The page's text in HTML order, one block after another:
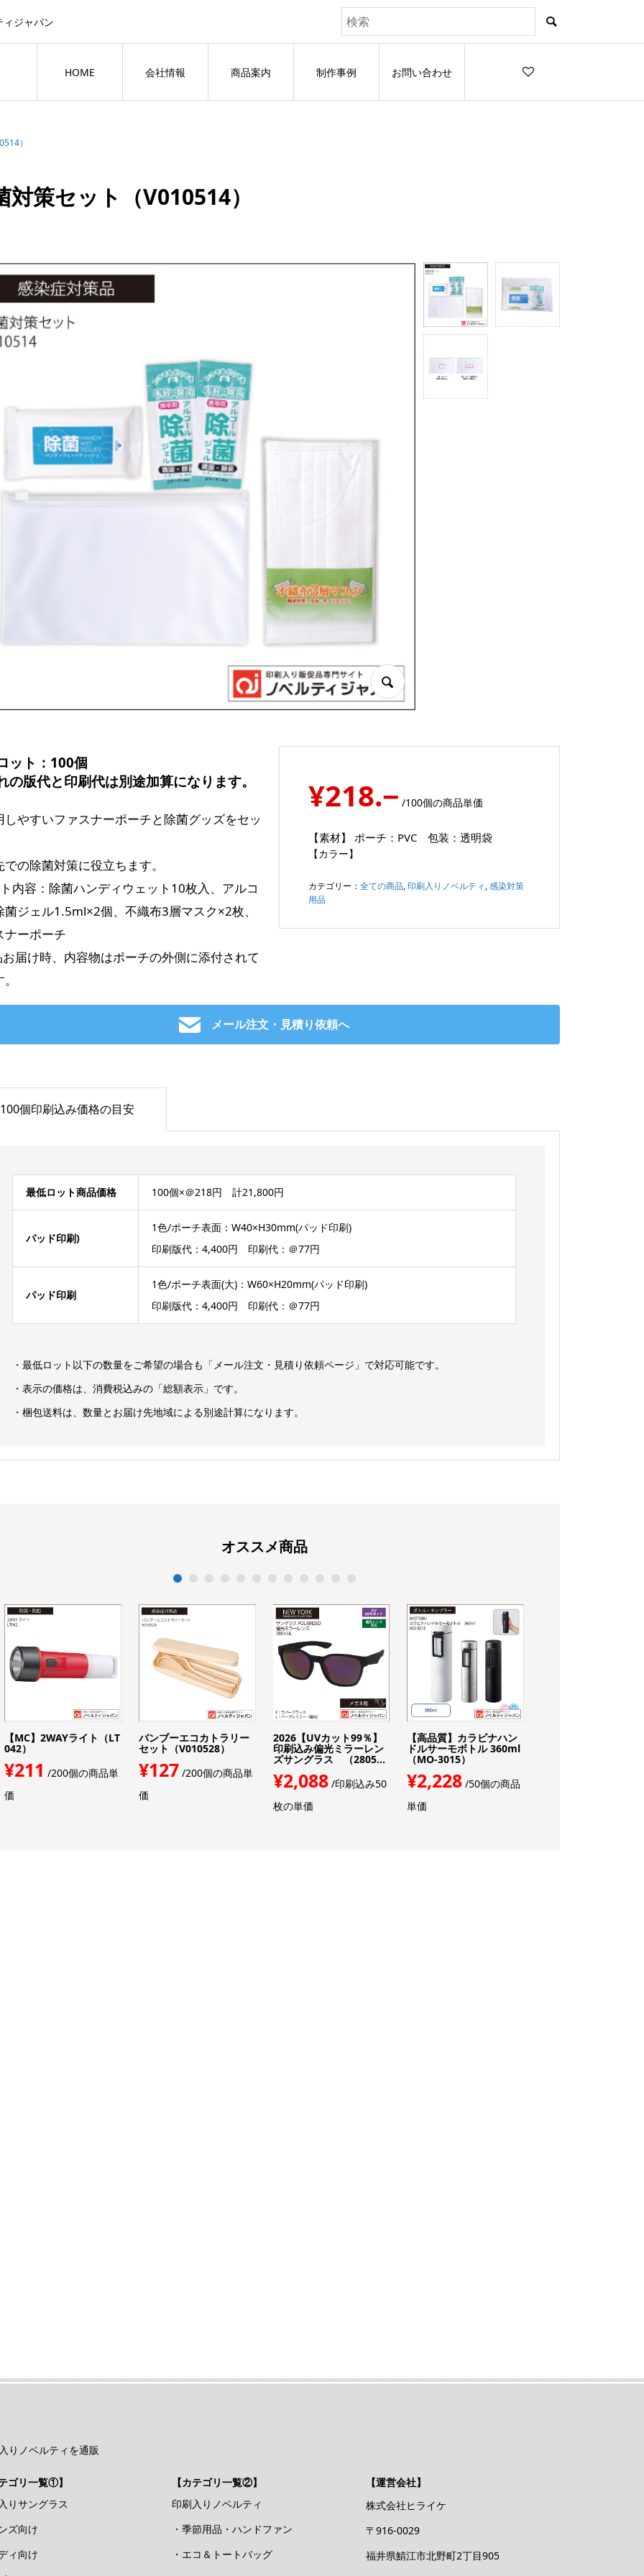
ジャパン
HOME 会社情報 商品案内 制作事例 お問い合わせ
）
対策セット（V010514）
ット：100個
の版代と印刷代は別途加算になります。
しやすいファスナーポーチと除菌グッズをセッ
での除菌対策に役立ちます。
内容：除菌ハンディウェット10枚入、アルコ
菌ジェル1.5ml×2個、不織布3層マスク×2枚、
ナーポーチ
届け時、内容物はポーチの外側に添付されて
¥218.− /100個の商品単価
【素材】 ポーチ：PVC 包装：透明袋
【カラー】
カテゴリー：全ての商品,印刷入りノベルティ,感染対策
用品
メール注文・見積り依頼へ
100個印刷込み価格の目安
・最低ロット以下の数量をご希望の場合も「メール注文・見積り依頼ページ」で対応可能です。
・表示の価格は、消費税込みの「総額表示」です。
・梱包送料は、数量とお届け先地域による別途計算になります。
最低ロット商品価格 100個×＠218円 計21,800円
パッド印刷)
1色/ポーチ表面：W40×H30mm(パッド印刷)
印刷版代：4,400円 印刷代：＠77円
パッド印刷
1色/ポーチ表面(大)：W60×H20mm(パッド印刷)
印刷版代：4,400円 印刷代：＠77円
オススメ商品
【MC】2WAYライト（LT
042）
¥211 /200個の商品単
価
バンブーエコカトラリー
セット（V010528）
¥127 /200個の商品単
価
2026【UVカット99％】
印刷込み偏光ミラーレン
ズサングラス （2805...
¥2,088/印刷込み50
枚の単価
【高品質】カラビナハン
ドルサーモボトル 360ml
（MO-3015）
¥2,228 /50個の商品
単価
1 2 3 4 5 6 7 8 9 10 11 12
りノベルティを通販
ゴリ一覧①】
りサングラス
ズ向け
ィ向け
【カテゴリ一覧②】
印刷入りノベルティ
・季節用品・ハンドファン
・エコ＆トートバッグ
【運営会社】
株式会社ヒライケ
〒916-0029
福井県鯖江市北野町2丁目905